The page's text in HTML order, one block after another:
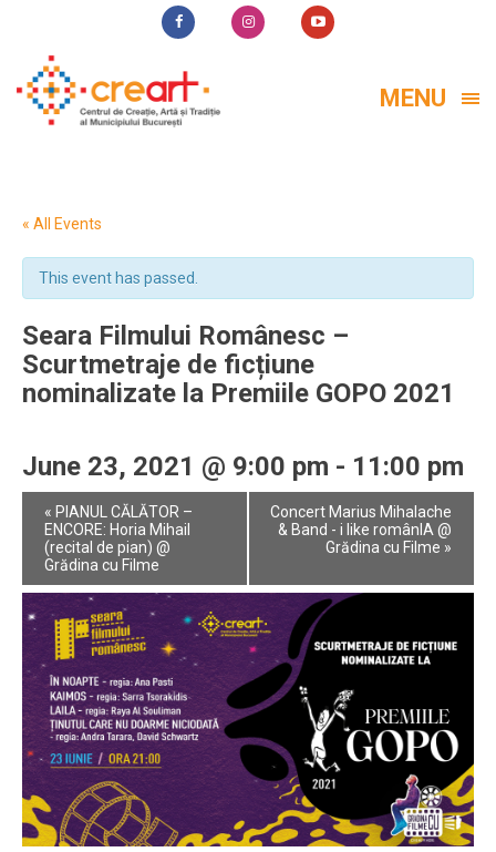
MENU
« All Events
This event has passed.
Seara Filmului Românesc –
Scurtmetraje de ficțiune
nominalizate la Premiile GOPO 2021
June 23, 2021 @ 9:00 pm - 11:00 pm
Event
Navigation
« PIANUL CĂLĂTOR –
ENCORE: Horia Mihail
(recital de pian) @
Grădina cu Filme
Concert Marius Mihalache
& Band - i like românIA @
Grădina cu Filme »